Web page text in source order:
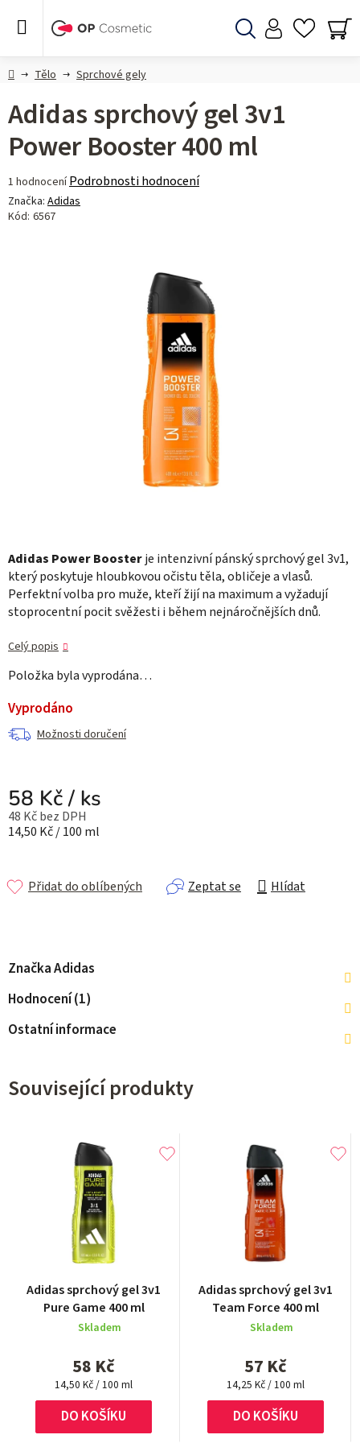
DomůTělo Sprchové gely
Adidas Power Boosterje intenzivní pánský sprchový gel 3v1,
který poskytuje hloubkovou očistu těla, obličeje a vlasů.
Perfektní volba pro muže, kteří žijí na maximum a vyžadují
stoprocentní pocit svěžesti i během nejnáročnějších dnů.
Celý popis
Položka byla vyprodána…
Vyprodáno
Možnosti doručení
58 Kč/ ks
48 Kč bez DPH
Měrná cena:
14,50 Kč / 100 ml
Zeptat se Hlídat
Přidat do oblíbených
Adidas sprchový gel 3v1
Power Booster 400 ml
Průměrné
hodnocení
produktu
1 hodnocení Podrobnosti hodnocení
Značka: Adidas
Kód: 6567
ZnačkaAdidas
Hodnocení (1)
Ostatní informace
Související produkty
Adidas sprchový gel 3v1
Pure Game 400 ml
Skladem
58 Kč
Měrná
cena:
14,50 Kč / 100 ml
DO KOŠÍKU
Adidas sprchový gel 3v1
Team Force 400 ml
Skladem
57 Kč
Měrná
cena:
14,25 Kč / 100 ml
DO KOŠÍKU